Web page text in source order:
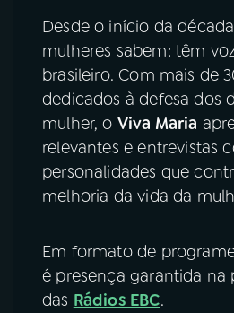
Desde o início da
mulheres sabem: têm
brasileiro. Com mais de
dedicados à defesa dos
mulher, o Viva Maria
relevantes e entrevistas
personalidades que
melhoria da vida da
Em formato de
é presença garantida na
das Rádios EBC.